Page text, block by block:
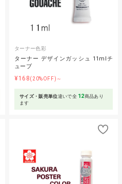
ターナー色彩
ターナー デザインガッシュ 11mlチ
ューブ
¥168(20%OFF)～
サイズ・販売単位違いで全 12商品あり
ます